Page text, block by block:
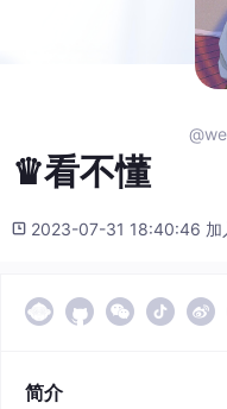
♛看不懂
2023-07-31 18:40:46 加
简介